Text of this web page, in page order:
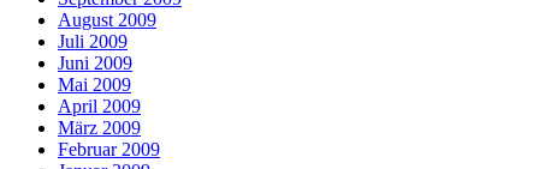
August 2009
Juli 2009
Juni 2009
Mai 2009
April 2009
März 2009
Februar 2009